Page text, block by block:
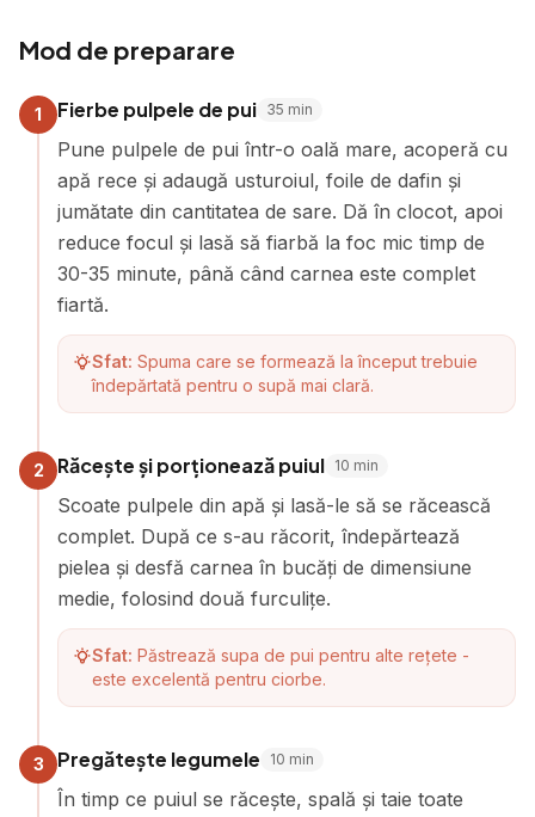
Mod de preparare
1 Fierbe pulpele de pui 35 min
Pune pulpele de pui într-o oală mare, acoperă cu
apă rece și adaugă usturoiul, foile de dafin și
jumătate din cantitatea de sare. Dă în clocot, apoi
reduce focul și lasă să fiarbă la foc mic timp de
30-35 minute, până când carnea este complet
fiartă.
Sfat: Spuma care se formează la început trebuie
îndepărtată pentru o supă mai clară.
2 Răcește și porționează puiul 10 min
Scoate pulpele din apă și lasă-le să se răcească
complet. După ce s-au răcorit, îndepărtează
pielea și desfă carnea în bucăți de dimensiune
medie, folosind două furculițe.
Sfat: Păstrează supa de pui pentru alte rețete -
este excelentă pentru ciorbe.
3 Pregătește legumele 10 min
În timp ce puiul se răcește, spală și taie toate